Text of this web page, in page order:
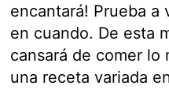
encantará! Prueba a
en cuando. De esta
cansará de comer lo
una receta variada